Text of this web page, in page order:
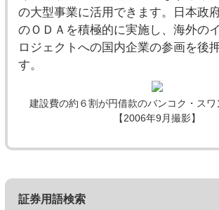
の大型事業に活用できます。日本政
のＯＤＡを積極的に実施し、海外の
ロジェクトへの国内企業の参画を後
す。
建設費の約６割が円借款のバンコク・ス
【2006年9月撮影】
証券用語検索